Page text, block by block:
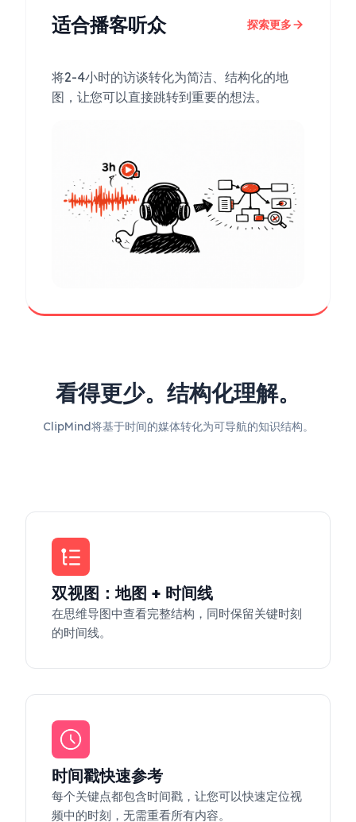
适合播客听众 探索更多
将2-4小时的访谈转化为简洁、结构化的地
图，让您可以直接跳转到重要的想法。
看得更少。结构化理解。
ClipMind将基于时间的媒体转化为可导航的知识结构。
双视图：地图 + 时间线
在思维导图中查看完整结构，同时保留关键时刻
的时间线。
时间戳快速参考
每个关键点都包含时间戳，让您可以快速定位视
频中的时刻，无需重看所有内容。